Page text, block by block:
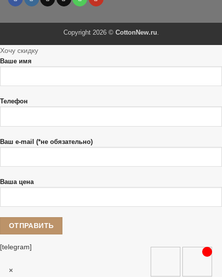
Copyright 2026 © CottonNew.ru.
Хочу скидку
Ваше имя
Телефон
Ваш e-mail (*не обязательно)
Ваша цена
[telegram]
×